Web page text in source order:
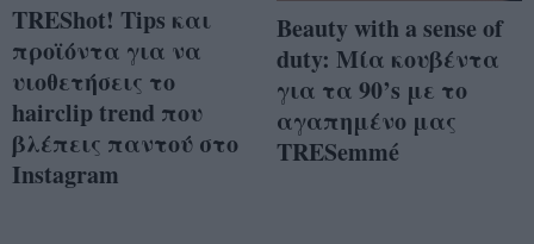
TREShot! Tips και
προϊόντα για να
υιοθετήσεις το
hairclip trend που
βλέπεις παντού στο
Instagram
Beauty with a sense of
duty: Μία κουβέντα
για τα 90’s με το
αγαπημένο μας
TRESemmé